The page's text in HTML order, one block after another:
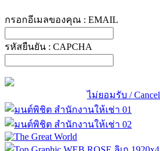
กรอกอีเมลของคุณ : EMAIL
รหัสยืนยัน : CAPCHA
ไม่ยอมรับ / Cancel